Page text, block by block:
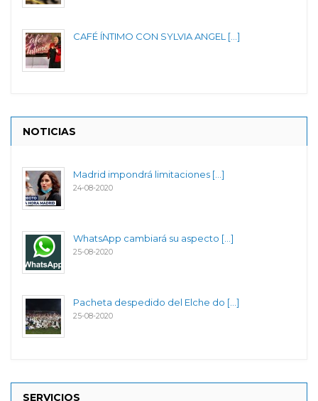
CAFÉ ÍNTIMO CON SYLVIA ANGEL [...]
NOTICIAS
Madrid impondrá limitaciones [...]
24-08-2020
WhatsApp cambiará su aspecto [...]
25-08-2020
Pacheta despedido del Elche do [...]
25-08-2020
SERVICIOS